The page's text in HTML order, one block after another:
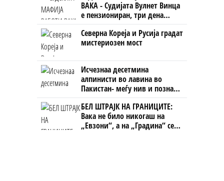
ВАКА - Судијата Вулнет Винца
е пензиониран, три дена
откако му го врати пасошот
на бизнисменот Марковски
Северна Кореја и Русија градат
мистериозен мост
Исчезнаа десетмина
алпинисти во лавина во
Пакистан- меѓу нив и познат
Непалец
БЕЛ ШТРАЈК НА ГРАНИЦИТЕ:
Вака не било никогаш на
„Евзони“, а на „Градина“ се